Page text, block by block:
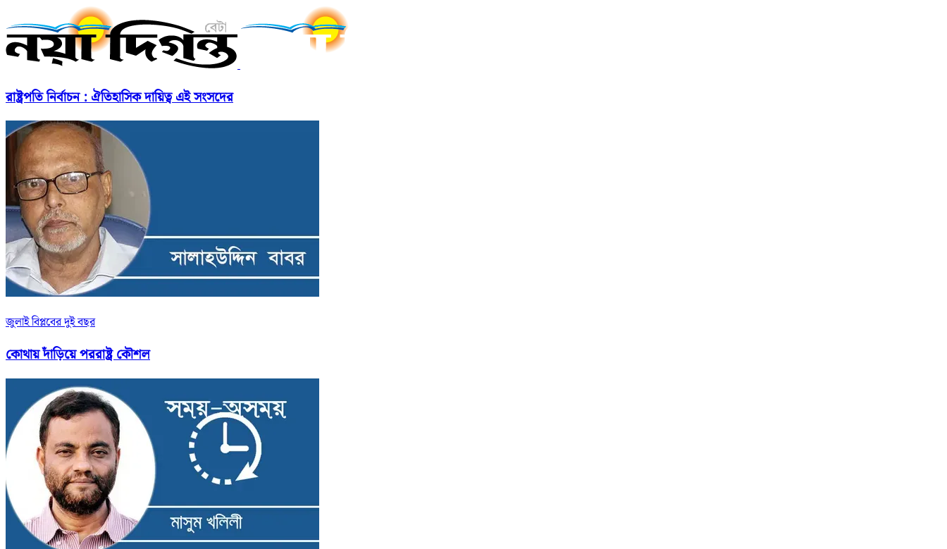
রাষ্ট্রপতি নির্বাচন : ঐতিহাসিক দায়িত্ব এই সংসদের
জুলাই বিপ্লবের দুই বছর
কোথায় দাঁড়িয়ে পররাষ্ট্র কৌশল